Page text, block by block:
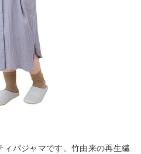
パジャマです。竹由来の再生繊